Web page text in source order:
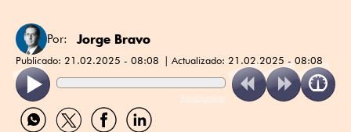
Por: Jorge Bravo
Publicado: 21.02.2025 - 08:08 Actualizado: 21.02.2025 - 08:08
ReadSpeaker
Compartir
por
Compartir
por
Compartir
por
Compartir
por